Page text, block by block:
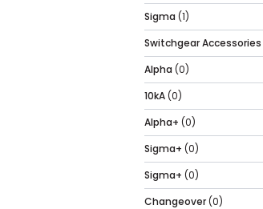
Sigma (1)
Switchgear Accessories
Alpha (0)
10kA (0)
Alpha+ (0)
Sigma+ (0)
Sigma+ (0)
Changeover (0)